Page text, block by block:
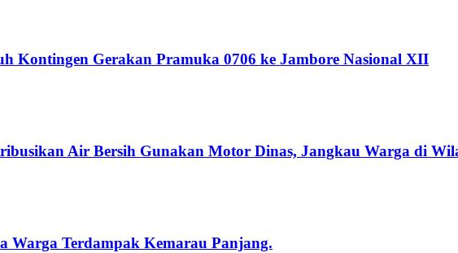
Kontingen Gerakan Pramuka 0706 ke Jambore Nasional XII
Air Bersih Gunakan Motor Dinas, Jangkau Warga di
Warga Terdampak Kemarau Panjang.